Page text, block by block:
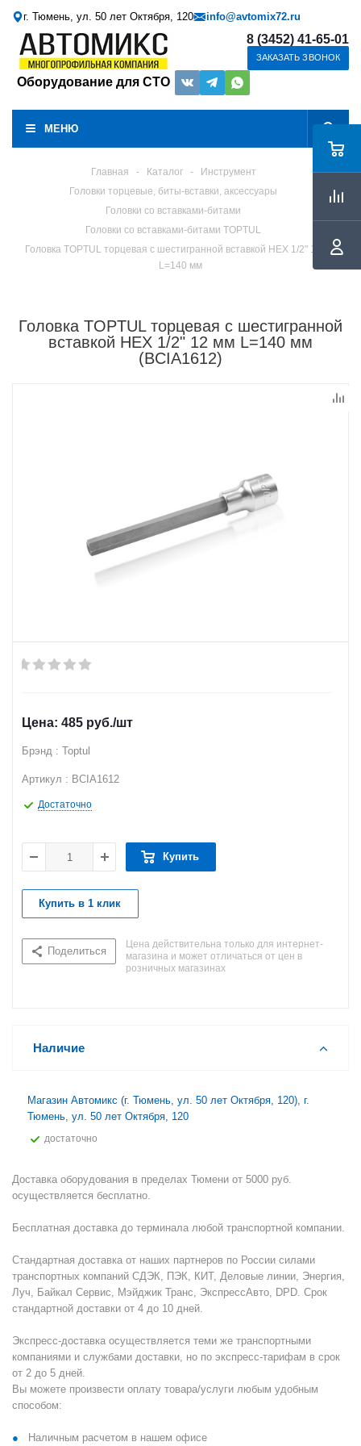
г. Тюмень, ул. 50 лет Октября, 120 info@avtomix72.ru
Оборудование для СТО
8 (3452) 41-65-01
ЗАКАЗАТЬ ЗВОНОК
МЕНЮ
Главная - Каталог -
Инструмент
Головки торцевые, биты-вставки, аксессуары
Головки со вставками-битами
Головки со вставками-битами TOPTUL
Головка TOPTUL торцевая с шестигранной вставкой HEX 1/2" 12 мм
L=140 мм
Головка TOPTUL торцевая с шестигранной
вставкой HEX 1/2" 12 мм L=140 мм
(BCIA1612)
485 руб./шт
Брэнд : Toptul
Артикул : BCIA1612
Достаточно
Купить
Купить в 1 клик
Поделиться
Цена действительна только для интернет-
магазина и может отличаться от цен в
розничных магазинах
Наличие
Магазин Автомикс (г. Тюмень, ул. 50 лет Октября, 120), г.
Тюмень, ул. 50 лет Октября, 120
Достаточно
Доставка оборудования в пределах Тюмени от 5000 руб.
осуществляется бесплатно.
Бесплатная доставка до терминала любой транспортной компании.
Стандартная доставка от наших партнеров по России силами
транспортных компаний СДЭК, ПЭК, КИТ, Деловые линии, Энергия,
Луч, Байкал Сервис, Мэйджик Транс, ЭкспрессАвто, DPD. Срок
стандартной доставки от 4 до 10 дней.
Экспресс-доставка осуществляется теми же транспортными
компаниями и службами доставки, но по экспресс-тарифам в срок
от 2 до 5 дней.
Вы можете произвести оплату товара/услуги любым удобным
способом:
Наличным расчетом в нашем офисе